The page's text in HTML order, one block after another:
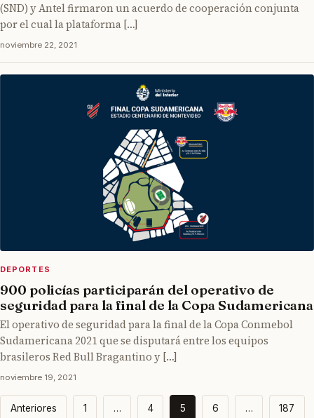
(SND) y Antel firmaron un acuerdo de cooperación conjunta
por el cual la plataforma […]
noviembre 22, 2021
DEPORTES
900 policías participarán del operativo de
seguridad para la final de la Copa Sudamericana
El operativo de seguridad para la final de la Copa Conmebol
Sudamericana 2021 que se disputará entre los equipos
brasileros Red Bull Bragantino y […]
noviembre 19, 2021
Paginación
Anteriores 1 … 4 5 6 … 187